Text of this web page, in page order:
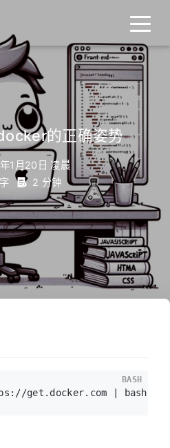
的正确姿势_
1月20日 凌晨
2 分钟
get.docker.com | bash -s
BASH